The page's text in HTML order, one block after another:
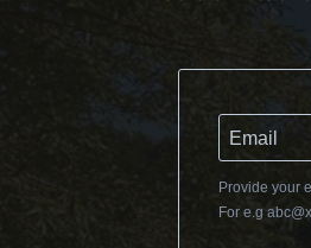
Provide your
For e.g